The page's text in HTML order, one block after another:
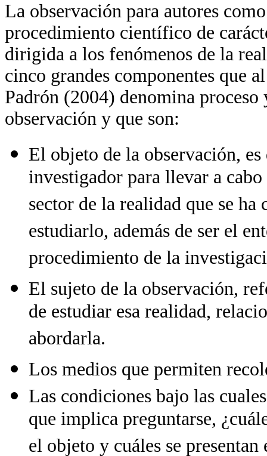
La observación para autores
procedimiento científico de
dirigida a los fenómenos de la
cinco grandes componentes que
Padrón (2004) denomina
observación y que son:
El objeto de la observación,
investigador para llevar a
sector de la realidad que se
estudiarlo, además de ser el
procedimiento de la
El sujeto de la observación,
de estudiar esa realidad,
abordarla.
Los medios que permiten
Las condiciones bajo las
que implica preguntarse,
el objeto y cuáles se